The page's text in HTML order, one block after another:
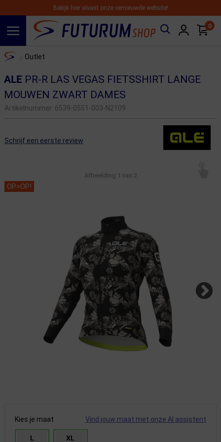
Bekijk hier alvast onze vernieuwde website!
0
Home Outlet
ALEPR-R LAS VEGAS FIETSSHIRT LANGE
MOUWEN ZWART DAMES
Artikelnummer: 6539-0551-003-N2109
Schrijf een eerste review
Afbeelding 1 van 2
OP=OP!
Kies je maat Vind jouw maat met onze AI assistent
L XL